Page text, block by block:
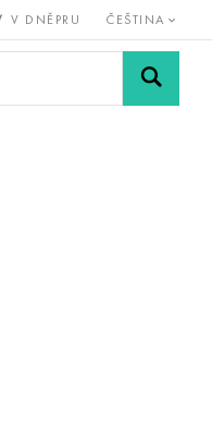
V DNĚPRU ČEŠTINA
Sítě a